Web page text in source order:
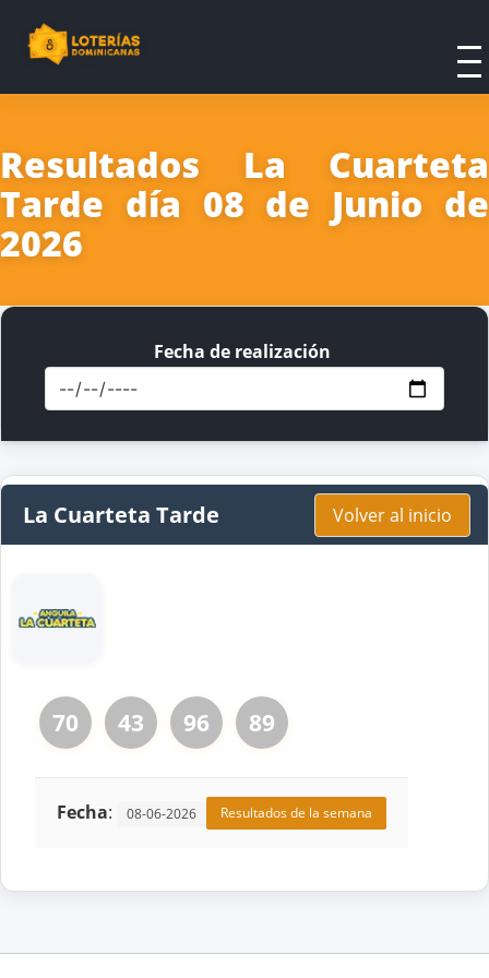
Resultados La Cuarteta
Tarde día 08 de Junio de
2026
Fecha de realización
La Cuarteta Tarde Volver al inicio
70 43 96 89
Fecha: 08-06-2026 Resultados de la semana